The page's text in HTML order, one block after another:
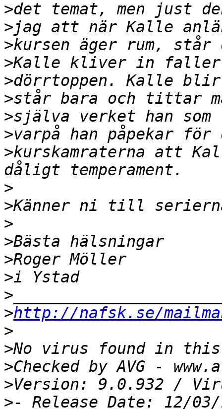
>
>
>
>
>
>
>
>
>kurskamraterna att
>
>
>
>
>
>
>
>http://nafsk.se/
>
>
>
>
>